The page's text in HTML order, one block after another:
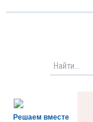
Решаем вместе